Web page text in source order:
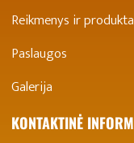
Reikmenys ir
Paslaugos
Galerija
KONTAKTINĖ